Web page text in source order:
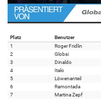
Platz Benutzer
1
Roger Fridlin
2
Globsi
3
Dinaldo
4
Italo
5
Löwenanteil
6
Ramontada
7
Martina Zepf